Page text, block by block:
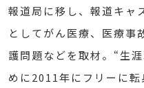
報道局に移し、報道キャ
としてがん医療、医療事
護問題などを取材。“生
めに2011年にフリーに